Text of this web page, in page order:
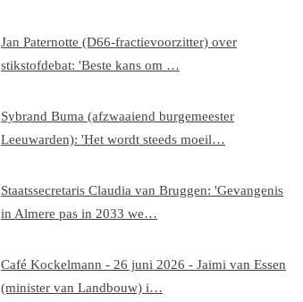
Jan Paternotte (D66-fractievoorzitter) over
stikstofdebat: 'Beste kans om …
Sybrand Buma (afzwaaiend burgemeester
Leeuwarden): 'Het wordt steeds moeil…
Staatssecretaris Claudia van Bruggen: 'Gevangenis
in Almere pas in 2033 we…
Café Kockelmann - 26 juni 2026 - Jaimi van Essen
(minister van Landbouw) i…